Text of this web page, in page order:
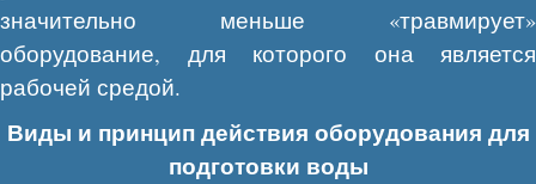
значительно меньше «травмирует»
оборудование, для которого она является
рабочей средой.
Виды и принцип действия оборудования для
подготовки воды